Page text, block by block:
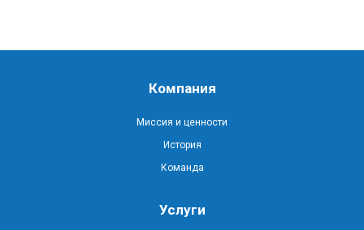
Компания
Миссия и ценности
История
Команда
Услуги